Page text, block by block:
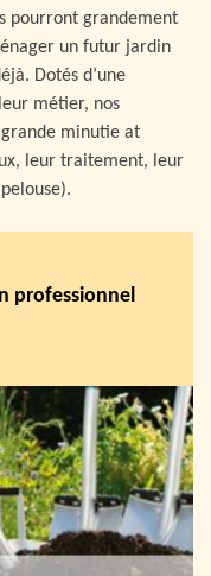
pourront grandement
un futur jardin
Dotés d’une
métier, nos
minutie at
leur traitement, leur
professionnel